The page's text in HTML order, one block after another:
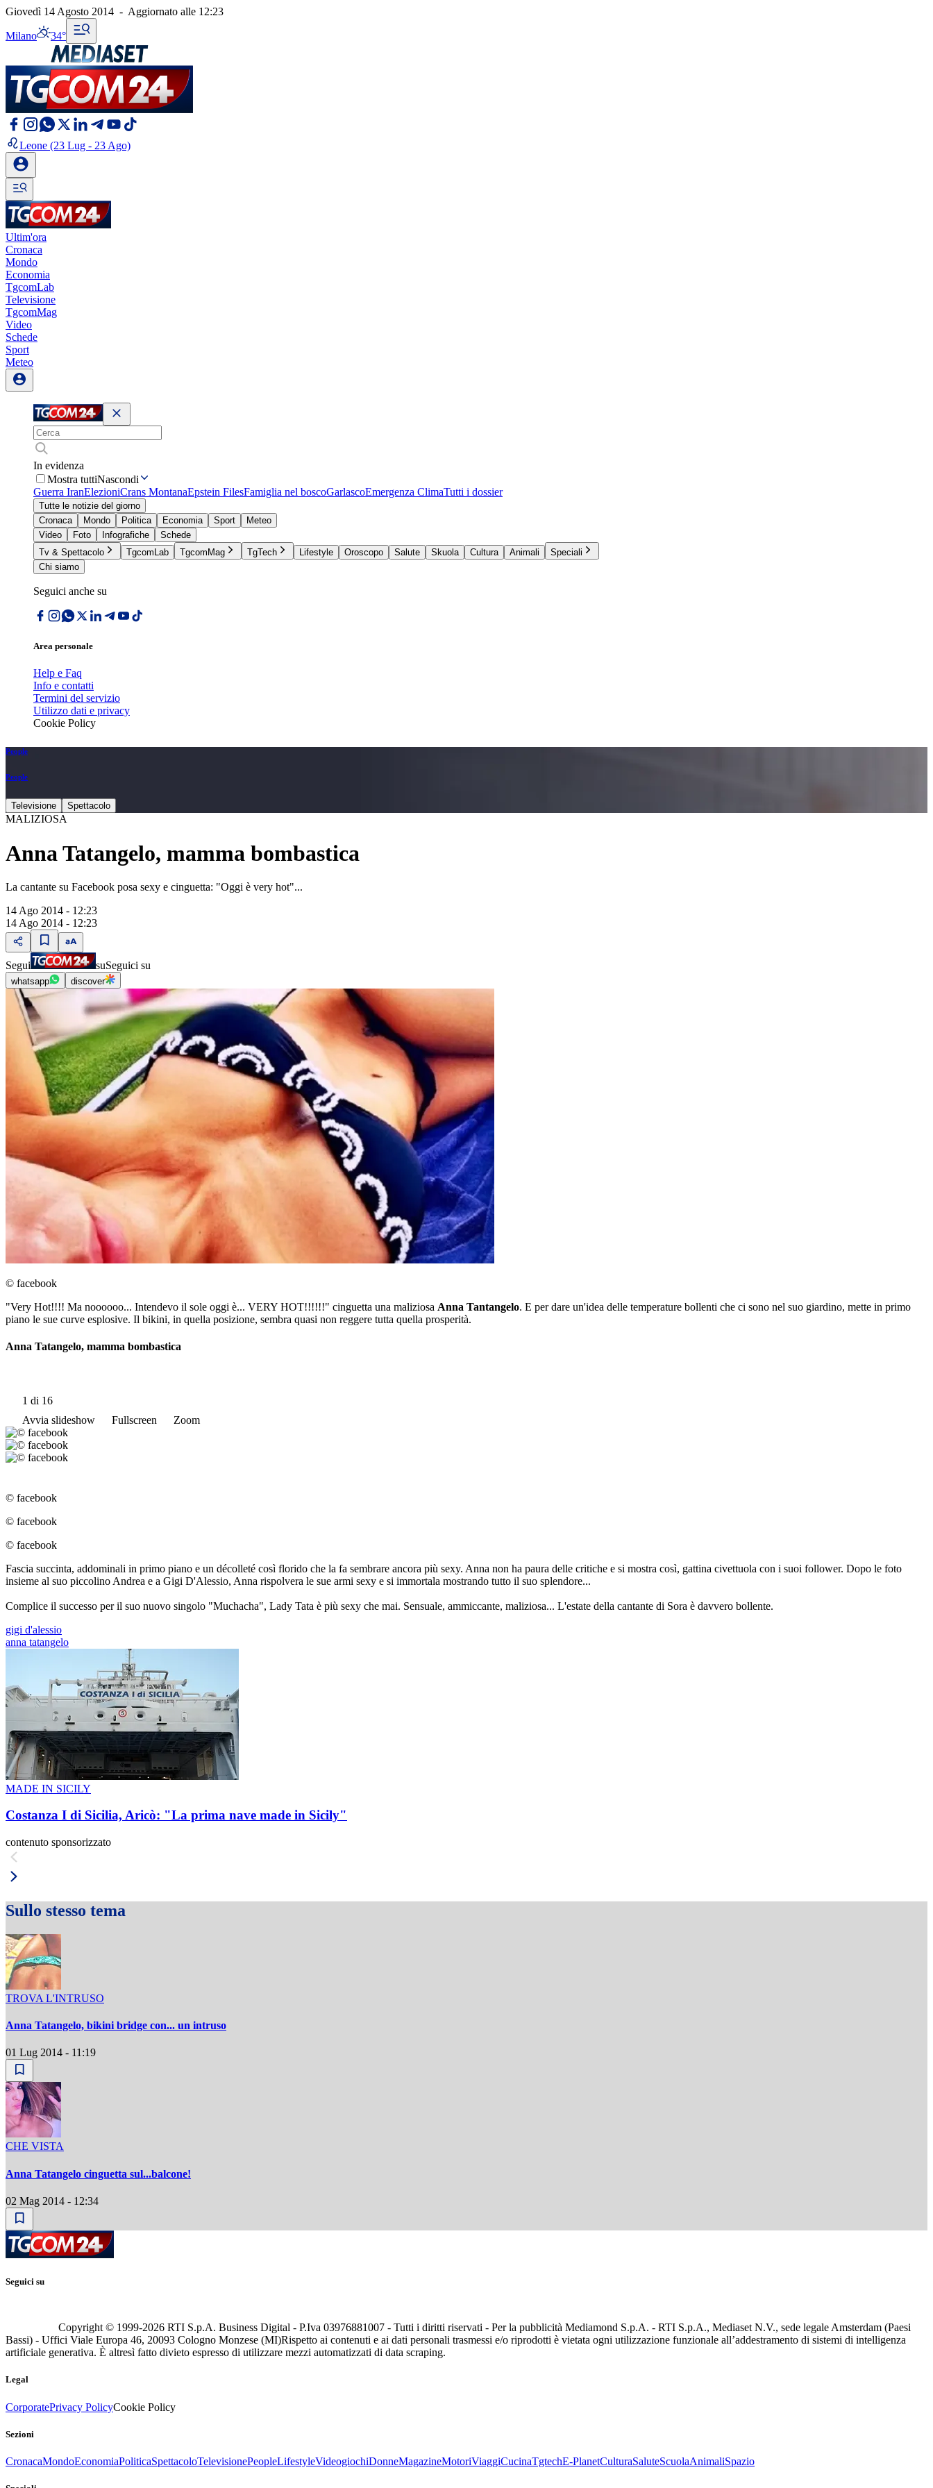
Giovedì 14 Agosto 2014 - Aggiornato alle 12:23
Milano 34°
Leone (23 Lug - 23 Ago)
Ultim'ora
Cronaca
Mondo
Economia
TgcomLab
Televisione
TgcomMag
Video
Schede
Sport
Meteo
In evidenza
Mostra tuttiNascondi
Guerra IranElezioniCrans MontanaEpstein FilesFamiglia nel boscoGarlascoEmergenza ClimaTutti i dossier
Tutte le notizie del giorno
Cronaca
Mondo Politica Economia Sport
Meteo
Video
Foto Infografiche
Schede
Tv & Spettacolo
TgcomLab TgcomMag TgTech Lifestyle Oroscopo Salute Skuola Cultura Animali
Speciali
Chi siamo
Seguici anche su
Area personale
Help e Faq
Info e contatti
Termini del servizio
Utilizzo dati e privacy
Cookie Policy
People
People
Televisione Spettacolo
MALIZIOSA
Anna Tatangelo, mamma bombastica
La cantante su Facebook posa sexy e cinguetta: "Oggi è very hot"...
14 Ago 2014 - 12:23
14 Ago 2014 - 12:23
Segui suSeguici su
whatsapp discover
© facebook
"Very Hot!!!! Ma noooooo... Intendevo il sole oggi è... VERY HOT!!!!!!" cinguetta una maliziosa Anna Tantangelo. E per dare un'idea delle temperature bollenti che ci sono nel suo giardino, mette in primo
piano le sue curve esplosive. Il bikini, in quella posizione, sembra quasi non reggere tutta quella prosperità.
Anna Tatangelo, mamma bombastica
1 di 16
Avvia slideshow
Fullscreen Zoom
© facebook
© facebook
© facebook
Fascia succinta, addominali in primo piano e un décolleté così florido che la fa sembrare ancora più sexy. Anna non ha paura delle critiche e si mostra così, gattina civettuola con i suoi follower. Dopo le foto
insieme al suo piccolino Andrea e a Gigi D'Alessio, Anna rispolvera le sue armi sexy e si immortala mostrando tutto il suo splendore...
Complice il successo per il suo nuovo singolo "Muchacha", Lady Tata è più sexy che mai. Sensuale, ammiccante, maliziosa... L'estate della cantante di Sora è davvero bollente.
gigi d'alessio
anna tatangelo
MADE IN SICILY
Costanza I di Sicilia, Aricò: "La prima nave made in Sicily"
contenuto sponsorizzato
Sullo stesso tema
TROVA L'INTRUSO
Anna Tatangelo, bikini bridge con... un intruso
01 Lug 2014 - 11:19
CHE VISTA
Anna Tatangelo cinguetta sul...balcone!
02 Mag 2014 - 12:34
Seguici su
Copyright © 1999-2026 RTI S.p.A. Business Digital - P.Iva 03976881007 - Tutti i diritti riservati - Per la pubblicità Mediamond S.p.A. - RTI S.p.A., Mediaset N.V., sede legale Amsterdam (Paesi
Bassi) - Uffici Viale Europa 46, 20093 Cologno Monzese (MI)Rispetto ai contenuti e ai dati personali trasmessi e/o riprodotti è vietata ogni utilizzazione funzionale all’addestramento di sistemi di intelligenza
artificiale generativa. È altresì fatto divieto espresso di utilizzare mezzi automatizzati di data scraping.
Legal
CorporatePrivacy PolicyCookie Policy
Sezioni
CronacaMondoEconomiaPoliticaSpettacoloTelevisionePeopleLifestyleVideogiochiDonneMagazineMotoriViaggiCucinaTgtechE-PlanetCulturaSaluteScuolaAnimaliSpazio